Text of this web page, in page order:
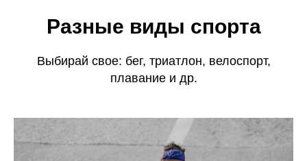
Разные виды спорта
Выбирай свое: бег, триатлон, велоспорт,
плавание и др.